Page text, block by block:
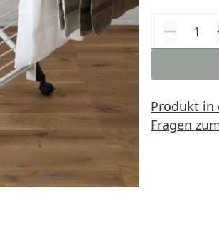
Produkt in
Fragen